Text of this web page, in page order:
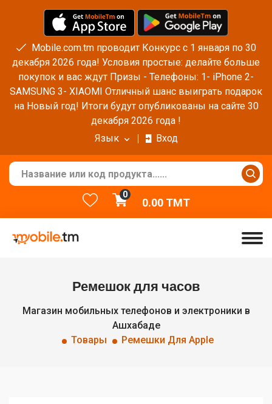
Mobile.com.tm проводит Конкурс с 1 января по 30
декабря 2026 года! Условия простые: делайте больше
покупок и вас ждут Призы - Телефоны: 1- iPhone 2-
SAMSUNG 3- XIAOMI Отличный шанс выиграть подарок
на Новый год! Итоги будут опубликованы на сайте 30
декабря 2026 года !
Язык
Вход
0
0.00TMT
Ремешок для часов
Магазин мобильных телефонов и электроники в
Ашхабаде
Товары
Ремешки Для Apple